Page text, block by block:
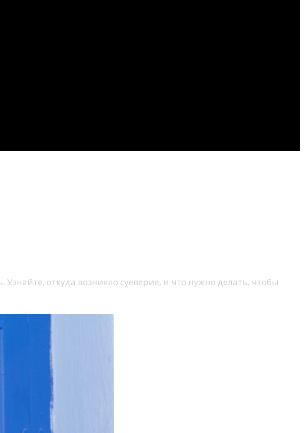
откуда возникло суеверие, и что нужно делать, чтобы